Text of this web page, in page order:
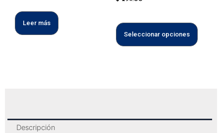
Leer más
Seleccionar opciones
de
Descripción